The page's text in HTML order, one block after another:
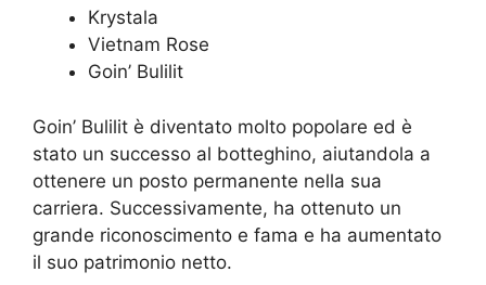
Krystala
Vietnam Rose
Goin’ Bulilit
Goin’ Bulilit è diventato molto popolare ed è
stato un successo al botteghino, aiutandola a
ottenere un posto permanente nella sua
carriera. Successivamente, ha ottenuto un
grande riconoscimento e fama e ha aumentato
il suo patrimonio netto.